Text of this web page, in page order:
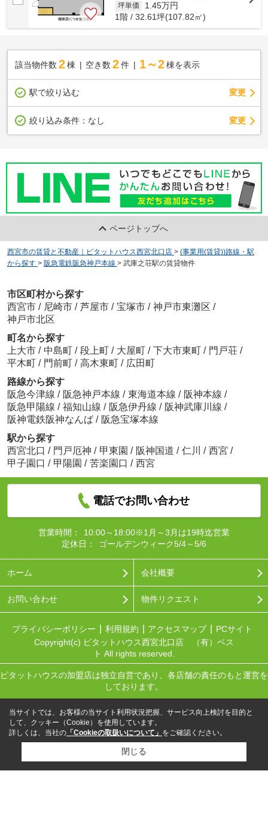
坪単価 1.45万円
1階 / 32.61坪(107.82㎡)
該当物件数 2棟 空き数 2 件 1～2 棟を表示
駅で絞り込む 変更
絞り込み条件： なし 変更
ページトップへ
西宮市の賃貸と不動産｜ピタットハウス西宮北口店 > (事業用(賃貸))路線・駅
から探す > 阪急電鉄阪急神戸本線 > 武庫之荘駅の賃貸物件
市区町村から探す
西宮市 / 尼崎市 / 芦屋市 / 宝塚市 / 神戸市東灘区 /
神戸市北区
町名から探す
上大市 / 中島町 / 段上町 / 大屋町 / 下大市東町 / 門戸荘 /
平木町 / 門前町 / 高木東町 / 広田町
路線から探す
阪急今津線 / 阪急神戸本線 / 東海道本線 / 阪神本線 /
阪急甲陽線 / 福知山線 / 阪急伊丹線 / 阪神武庫川線 /
阪神電鉄阪神なんば / 阪急宝塚本線
駅から探す
西宮北口 / 門戸厄神 / 甲東園 / 阪神国道 / 仁川 / 西宮 /
甲子園口 / 甲陽園 / 苦楽園口 / 西宮
電話でお問い合わせ
営業時間：
10:00～18:00※1月～3月は19時迄営業
定休日：
ゴールデンウィーク5/4～5/6
ホーム 会社概要
お問い合わせ 物件リクエスト
プライバシーポリシー 利用規約 アクセスマップ
PCサイト
Copyright(c) ピタットハウス西宮北口店 （有）ベス
ト All rights reserved.
ピタットハウスの加盟店は独立自営であり、各店舗の責任のもと運営を
しております。
当サイトでは、お客様の当サイト利用状況把握、サービス向上検討を目的と
して、クッキー（Cookie）を使用しています。
詳しくは、当社の 「Cookieの取扱いについて」 をご確認ください。
閉じる